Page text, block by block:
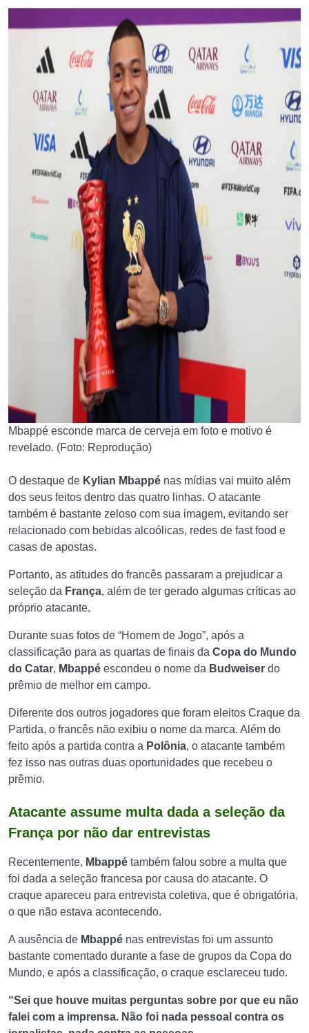
Mbappé esconde marca de cerveja em foto e motivo é
revelado. (Foto: Reprodução)
O destaque de Kylian Mbappé nas mídias vai muito além
dos seus feitos dentro das quatro linhas. O atacante
também é bastante zeloso com sua imagem, evitando ser
relacionado com bebidas alcoólicas, redes de fast food e
casas de apostas.
Portanto, as atitudes do francês passaram a prejudicar a
seleção da França, além de ter gerado algumas críticas ao
próprio atacante.
Durante suas fotos de “Homem de Jogo”, após a
classificação para as quartas de finais da Copa do Mundo
do Catar, Mbappé escondeu o nome da Budweiser do
prêmio de melhor em campo.
Diferente dos outros jogadores que foram eleitos Craque da
Partida, o francês não exibiu o nome da marca. Além do
feito após a partida contra a Polônia, o atacante também
fez isso nas outras duas oportunidades que recebeu o
prêmio.
Atacante assume multa dada a seleção da
França por não dar entrevistas
Recentemente, Mbappé também falou sobre a multa que
foi dada a seleção francesa por causa do atacante. O
craque apareceu para entrevista coletiva, que é obrigatória,
o que não estava acontecendo.
A ausência de Mbappé nas entrevistas foi um assunto
bastante comentado durante a fase de grupos da Copa do
Mundo, e após a classificação, o craque esclareceu tudo.
“Sei que houve muitas perguntas sobre por que eu não
falei com a imprensa. Não foi nada pessoal contra os